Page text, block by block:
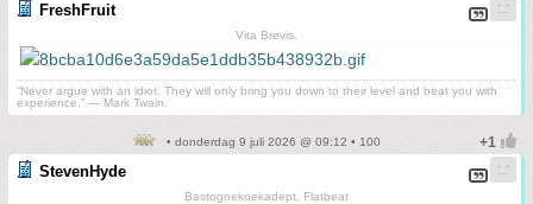
FreshFruit
Vita Brevis.
“Never argue with an idiot. They will only bring you down to their level and beat you with
experience.” ― Mark Twain.
• donderdag 9 juli 2026 @ 09:12 • 100
StevenHyde
Bastognekoekadept, Flatbeat